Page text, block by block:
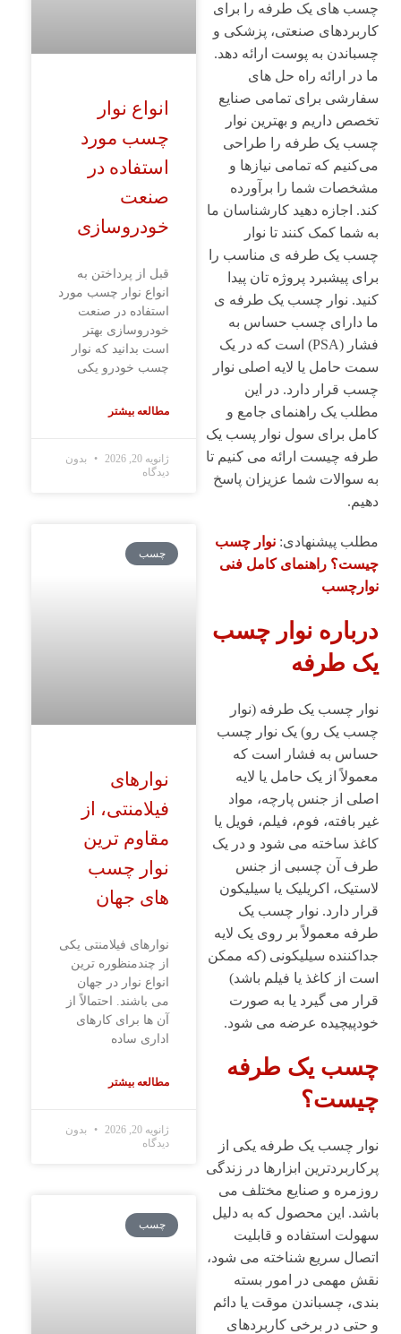
چسب های یک ‌طرفه را برای
کاربردهای صنعتی، پزشکی و
چسباندن به پوست ارائه دهد.
ما در ارائه راه ‌حل ‌های
سفارشی برای تمامی صنایع
تخصص داریم و بهترین نوار
چسب یک ‌طرفه را طراحی
می‌کنیم که تمامی نیازها و
مشخصات شما را برآورده
کند. اجازه دهید کارشناسان ما
به شما کمک کنند تا نوار
چسب یک‌ طرفه‌ ی مناسب را
برای پیشبرد پروژه ‌تان پیدا
کنید. نوار چسب یک‌ طرفه‌ ی
ما دارای چسب حساس به
فشار (PSA) است که در یک
سمت حامل یا لایه اصلی نوار
چسب قرار دارد. در این
مطلب یک راهنمای جامع و
کامل برای سول نوار پسب یک
طرفه چیست ارائه می کنیم تا
به سوالات شما عزیزان پاسخ
دهیم.
مطلب پیشنهادی: نوار چسب
چیست؟ راهنمای کامل فنی
نوارچسب
درباره نوار چسب
یک ‌طرفه
نوار چسب یک ‌طرفه (نوار
چسب یک‌ رو) یک نوار چسب
حساس به فشار است که
معمولاً از یک حامل یا لایه
اصلی از جنس پارچه، مواد
غیر بافته، فوم، فیلم، فویل یا
کاغذ ساخته می ‌شود و در یک
طرف آن چسبی از جنس
لاستیک، اکریلیک یا سیلیکون
قرار دارد. نوار چسب یک
‌طرفه معمولاً بر روی یک لایه
جداکننده سیلیکونی (که ممکن
است از کاغذ یا فیلم باشد)
قرار می‌ گیرد یا به ‌صورت
خودپیچیده عرضه می شود.
چسب یک طرفه
چیست؟
نوار چسب یک طرفه یکی از
پرکاربردترین ابزارها در زندگی
روزمره و صنایع مختلف می
باشد. این محصول که به دلیل
سهولت استفاده و قابلیت
اتصال سریع شناخته می شود،
نقش مهمی در امور بسته
بندی، چسباندن موقت یا دائم
و حتی در برخی کاربردهای
انواع نوار
چسب مورد
استفاده در
صنعت
خودروسازی
قبل از پرداختن به
انواع نوار چسب مورد
استفاده در صنعت
خودروسازی بهتر
است بدانید که نوار
چسب خودرو یکی
مطالعه بیشتر
ژانویه 20, 2026
بدون
دیدگاه
چسب
نوارهای
فیلامنتی، از
مقاوم ترین
نوار چسب
های جهان
نوارهای فیلامنتی یکی
از چندمنظوره ترین
انواع نوار در جهان
می باشند. احتمالاً از
آن ها برای کارهای
اداری ساده
مطالعه بیشتر
ژانویه 20, 2026
بدون
دیدگاه
چسب